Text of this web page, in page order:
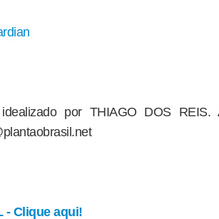
por THIAGO DOS REIS.
- Clique aqui!